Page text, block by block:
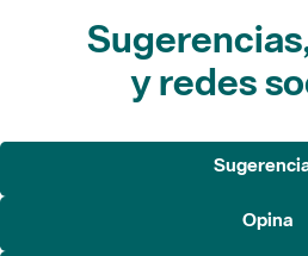
y redes
Opina